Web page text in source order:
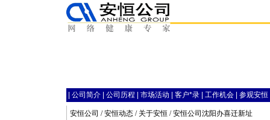
公司简介 公司历程 市场活动 客户*录 工作机会 参观安恒
安恒公司 /安恒动态 / 关于安恒 / 安恒公司沈阳办喜迁新址